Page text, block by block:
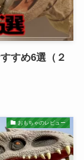
すめ6選（２
おもちゃのレビュー